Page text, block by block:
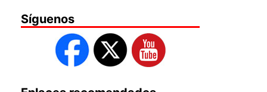
Síguenos